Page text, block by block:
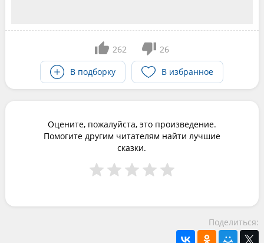
262
26
В подборку
В избранное
Оцените, пожалуйста, это произведение.
Помогите другим читателям найти лучшие
сказки.
Поделиться: